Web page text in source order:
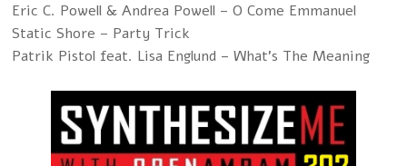
Eric C. Powell & Andrea Powell – O Come Emmanuel
Static Shore – Party Trick
Patrik Pistol feat. Lisa Englund – What's The Meaning